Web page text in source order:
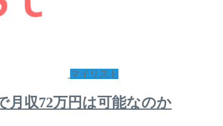
マイリスト
月収72万円は可能なのか